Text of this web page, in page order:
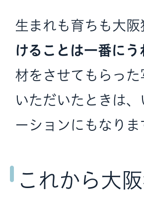
生まれも育ちも大
けることは一番に
材をさせてもらっ
いただいたときは
ーションにもなりま
これから大